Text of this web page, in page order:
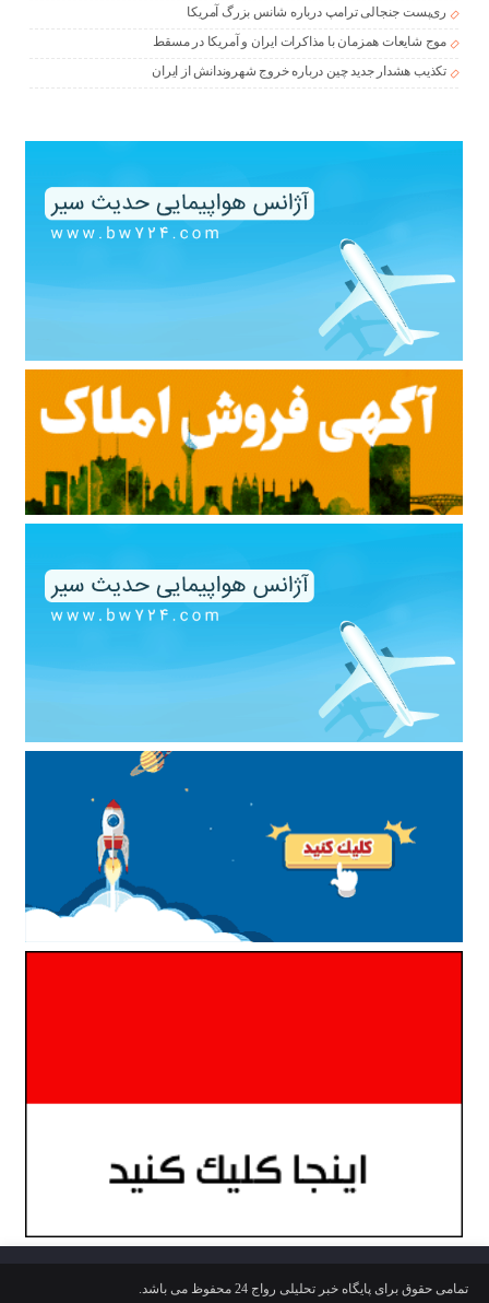
ری‌پست جنجالی ترامپ درباره شانس بزرگ آمریکا
موج شایعات همزمان با مذاکرات ایران و آمریکا در مسقط
تکذیب هشدار جدید چین درباره خروج شهروندانش از ایران
تمامی حقوق برای پایگاه خبر تحلیلی رواج 24 محفوظ می باشد.